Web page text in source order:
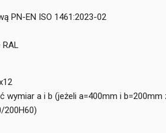
PN-EN ISO 1461:2023-02
RAL
a i b (jeżeli a=400mm i b=200mm
200H60)